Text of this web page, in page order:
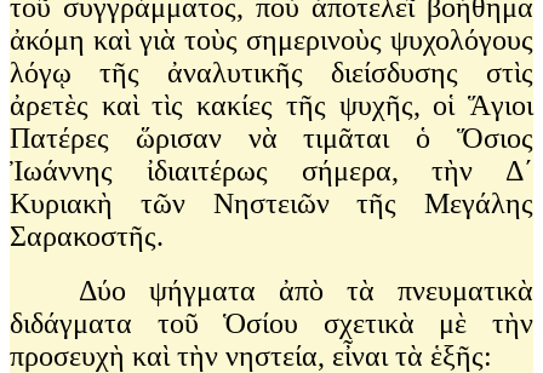
τοῦ συγγράμματος, ποὺ ἀποτελεῖ βοήθημα
ἀκόμη καὶ γιὰ τοὺς σημερινοὺς ψυχολόγους
λόγῳ τῆς ἀναλυτικῆς διείσδυσης στὶς
ἀρετὲς καὶ τὶς κακίες τῆς ψυχῆς, οἱ Ἅγιοι
Πατέρες ὥρισαν νὰ τιμᾶται ὁ Ὅσιος
Ἰωάννης ἰδιαιτέρως σήμερα, τὴν Δ΄
Κυριακὴ τῶν Νηστειῶν τῆς Μεγάλης
Σαρακοστῆς.
Δύο ψήγματα ἀπὸ τὰ πνευματικὰ
διδάγματα τοῦ Ὁσίου σχετικὰ μὲ τὴν
προσευχὴ καὶ τὴν νηστεία, εἶναι τὰ ἑξῆς: